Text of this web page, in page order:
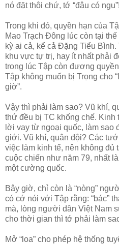
nó đặt thôi chứ, tớ “đâu có ngu”!
Trong khi đó, quyền hạn của
Mao Trạch Đông lúc còn tại
kỳ ai cả, kể cả Đặng Tiểu
khu vực tự trị, hay ít nhất phải
trong lúc Tập còn đương
Tập không muốn bị Trọng cho
giờ”.
Vậy thì phải làm sao? Vũ khí,
thứ đều bị TC khống chế. Kinh
lời vay từ ngoại quốc, làm sao
giới. Vũ khí, quân đội? Các
việc làm kinh tế, nên không
cuộc chiến như năm 79, nhất
một cường quốc.
Bây giờ, chỉ còn là “nòng”
có cớ nói với Tập rằng: “bác”
mà, lòng người dân Việt Nam
cho thời gian thì tớ phải làm
Mở “loa” cho phép hệ thống